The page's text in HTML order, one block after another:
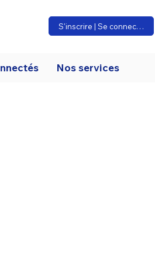
S'inscrire | Se connecter
Nos services